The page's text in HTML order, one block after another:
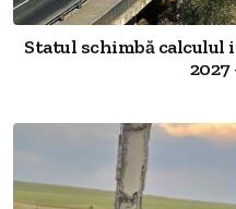
Statul schimbă